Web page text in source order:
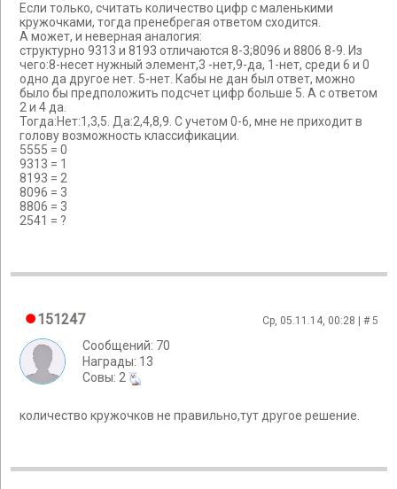
Если только, считать количество цифр с маленькими
кружочками, тогда пренебрегая ответом сходится.
А может, и неверная аналогия:
структурно 9313 и 8193 отличаются 8-3;8096 и 8806 8-9. Из
чего:8-несет нужный элемент,3 -нет,9-да, 1-нет, среди 6 и 0
одно да другое нет. 5-нет. Кабы не дан был ответ, можно
было бы предположить подсчет цифр больше 5. А с ответом
2 и 4 да.
Тогда:Нет:1,3,5. Да:2,4,8,9. С учетом 0-6, мне не приходит в
голову возможность классификации.
5555 = 0
9313 = 1
8193 = 2
8096 = 3
8806 = 3
2541 = ?
151247 Ср, 05.11.14, 00:28 | #5
Сообщений: 70
Награды: 13
Cовы: 2
количество кружочков не правильно,тут другое решение.